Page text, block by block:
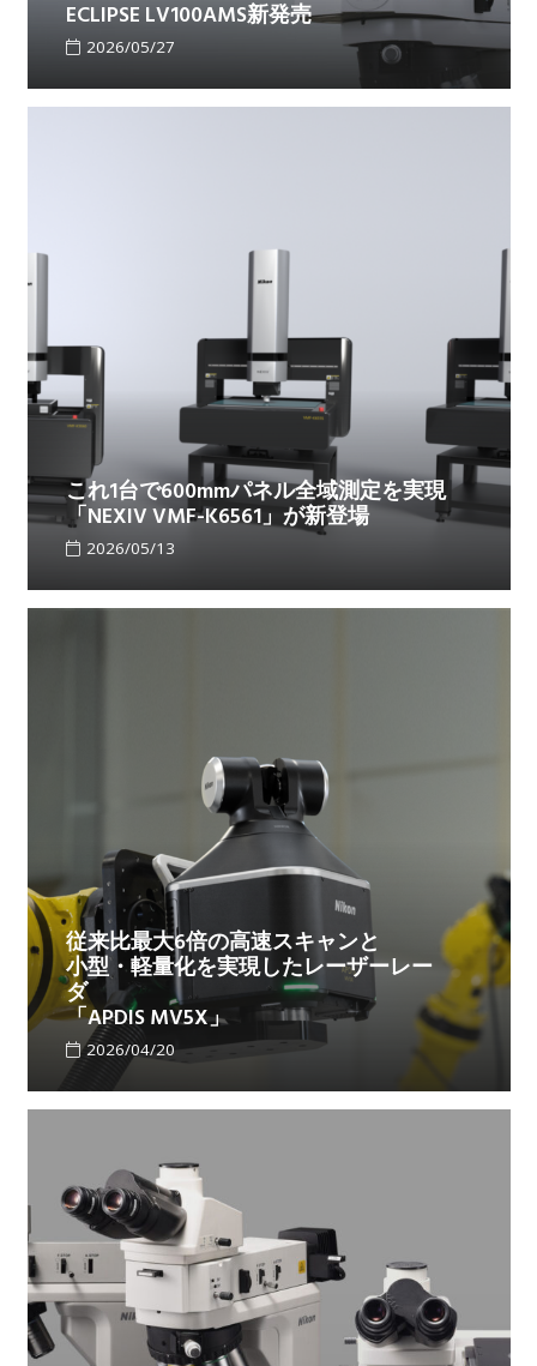
ECLIPSE LV100AMS新発売
2026/05/27
これ1台で600mmパネル全域測定を実現
「NEXIV VMF-K6561」が新登場
2026/05/13
従来比最大6倍の高速スキャンと
小型・軽量化を実現したレーザーレー
ダ
「APDIS MV5X」
2026/04/20